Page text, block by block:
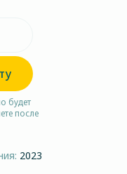
будет
после
2023